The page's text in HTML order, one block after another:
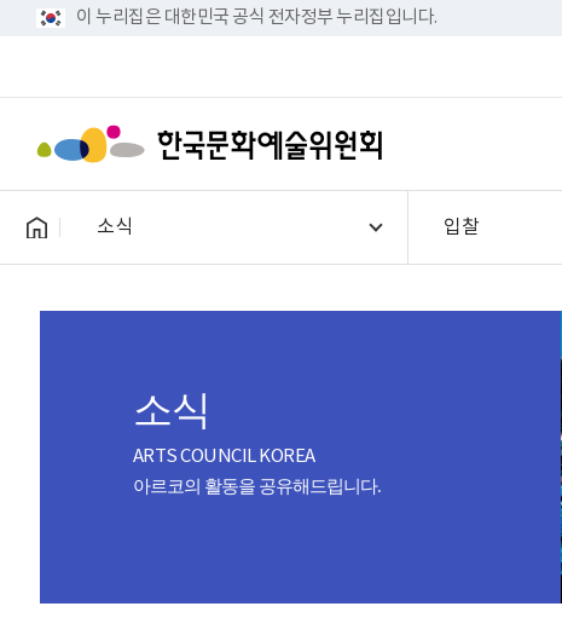
이 누리집은 대한민국 공식 전자정부 누리집입니다.
소식 입찰
소식
ARTS COUNCIL KOREA
아르코의 활동을 공유해드립니다.